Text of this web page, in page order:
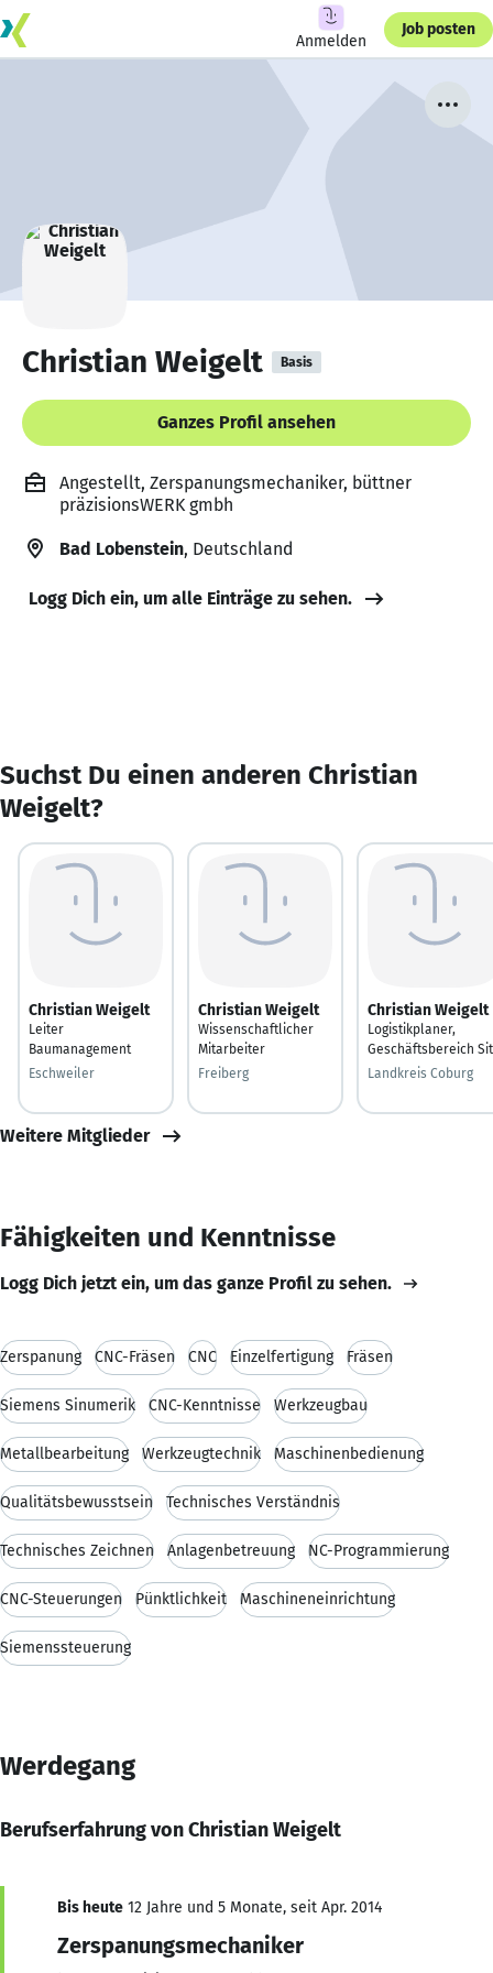
Anmelden
Job posten
Christian Weigelt Basis
Ganzes Profil ansehen
Angestellt, Zerspanungsmechaniker, büttner
präzisionsWERK gmbh
Bad Lobenstein, Deutschland
Logg Dich ein, um alle Einträge zu sehen.
Suchst Du einen anderen Christian
Weigelt?
Christian Weigelt
Leiter
Baumanagement
Eschweiler
Christian Weigelt
Wissenschaftlicher
Mitarbeiter
Freiberg
Christian Weigelt
Logistikplaner,
Geschäftsbereich
Landkreis Coburg
Weitere Mitglieder
Fähigkeiten und Kenntnisse
Logg Dich jetzt ein, um das ganze Profil zu sehen.
Zerspanung CNC-Fräsen CNC Einzelfertigung Fräsen
Siemens Sinumerik CNC-Kenntnisse Werkzeugbau
Metallbearbeitung Werkzeugtechnik Maschinenbedienung
Qualitätsbewusstsein Technisches Verständnis
Technisches Zeichnen Anlagenbetreuung NC-Programmierung
CNC-Steuerungen Pünktlichkeit Maschineneinrichtung
Siemenssteuerung
Werdegang
Berufserfahrung von Christian Weigelt
Bis heute 12 Jahre und 5 Monate, seit Apr. 2014
Zerspanungsmechaniker